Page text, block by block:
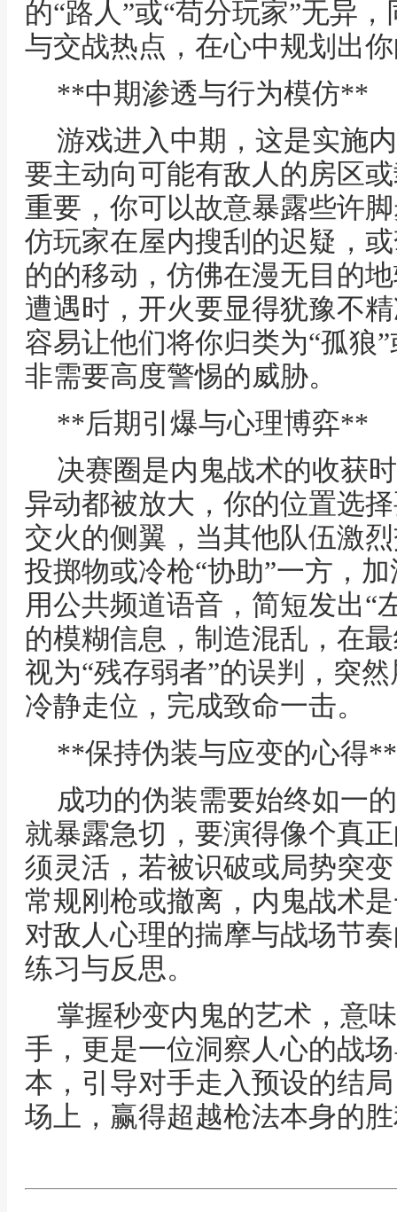
的“路人”或“苟分玩家”无异
与交战热点，在心中规划出
**中期渗透与行为模仿**
游戏进入中期，这是实施
要主动向可能有敌人的房区
重要，你可以故意暴露些许
仿玩家在屋内搜刮的迟疑，
的的移动，仿佛在漫无目的
遭遇时，开火要显得犹豫不
容易让他们将你归类为“孤狼
非需要高度警惕的威胁。
**后期引爆与心理博弈**
决赛圈是内鬼战术的收获
异动都被放大，你的位置选
交火的侧翼，当其他队伍激
投掷物或冷枪“协助”一方，
用公共频道语音，简短发出“
的模糊信息，制造混乱，在
视为“残存弱者”的误判，突
冷静走位，完成致命一击。
**保持伪装与应变的心得**
成功的伪装需要始终如一
就暴露急切，要演得像个真
须灵活，若被识破或局势突
常规刚枪或撤离，内鬼战术
对敌人心理的揣摩与战场节
练习与反思。
掌握秒变内鬼的艺术，意
手，更是一位洞察人心的战
本，引导对手走入预设的结
场上，赢得超越枪法本身的